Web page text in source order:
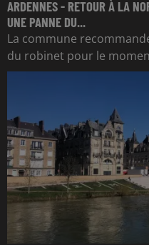
ARDENNES - RETOUR À LA
UNE PANNE DU...
La commune
du robinet pour le